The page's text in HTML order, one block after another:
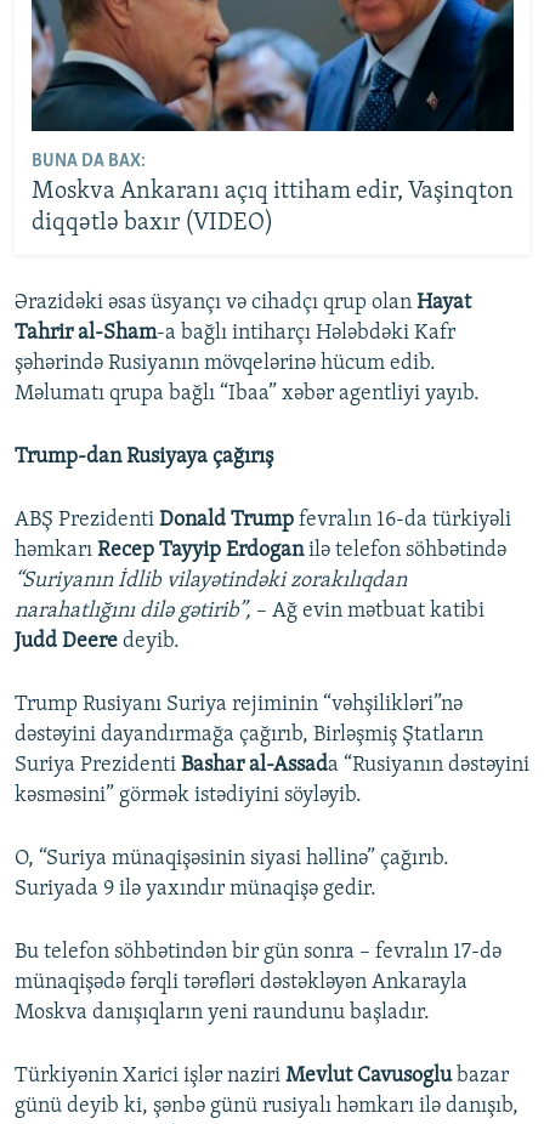
BUNA DA BAX:
Moskva Ankaranı açıq ittiham edir, Vaşinqton
diqqətlə baxır (VIDEO)
Ərazidəki əsas üsyançı və cihadçı qrup olan Hayat
Tahrir al-Sham-a bağlı intiharçı Hələbdəki Kafr
şəhərində Rusiyanın mövqelərinə hücum edib.
Məlumatı qrupa bağlı “Ibaa” xəbər agentliyi yayıb.
Trump-dan Rusiyaya çağırış
ABŞ Prezidenti Donald Trump fevralın 16-da türkiyəli
həmkarı Recep Tayyip Erdoganilə telefon söhbətində
“Suriyanın İdlib vilayətindəki zorakılıqdan
narahatlığını dilə gətirib”, – Ağ evin mətbuat katibi
Judd Deere deyib.
Trump Rusiyanı Suriya rejiminin “vəhşilikləri”nə
dəstəyini dayandırmağa çağırıb, Birləşmiş Ştatların
Suriya Prezidenti Bashar al-Assada “Rusiyanın dəstəyini
kəsməsini” görmək istədiyini söyləyib.
O, “Suriya münaqişəsinin siyasi həllinə” çağırıb.
Suriyada 9 ilə yaxındır münaqişə gedir.
Bu telefon söhbətindən bir gün sonra – fevralın 17-də
münaqişədə fərqli tərəfləri dəstəkləyən Ankarayla
Moskva danışıqların yeni raundunu başladır.
Türkiyənin Xarici işlər naziri Mevlut Cavusoglubazar
günü deyib ki, şənbə günü rusiyalı həmkarı ilə danışıb,